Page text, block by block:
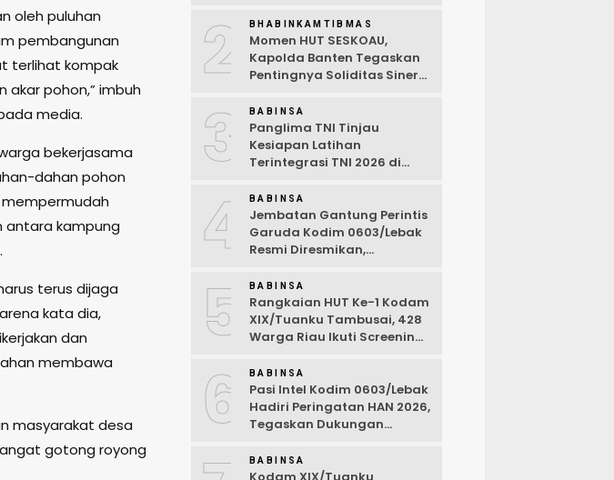
oleh puluhan
pembangunan
terlihat kompak
pohon,” imbuh
media.
bekerjasama
dahan pohon
mempermudah
antara kampung
terus dijaga
kata dia,
dan
membawa
masyarakat desa
gotong royong
2 BHABINKAMTIBMAS
Momen HUT SESKOAU,
Kapolda Banten Tegaskan
Pentingnya Soliditas Sinergi
3 BABINSA
Panglima TNI Tinjau
Kesiapan Latihan
Terintegrasi TNI 2026 di
4 BABINSA
Jembatan Gantung Perintis
Garuda Kodim 0603/Lebak
Resmi Diresmikan,
Desa Wanasalam
5 BABINSA
Rangkaian HUT Ke-1 Kodam
XIX/Tuanku Tambusai, 428
Warga Riau Ikuti Screening
6 BABINSA
Pasi Intel Kodim 0603/Lebak
Hadiri Peringatan HAN 2026,
Tegaskan Dukungan
Ramah Anak
BABINSA